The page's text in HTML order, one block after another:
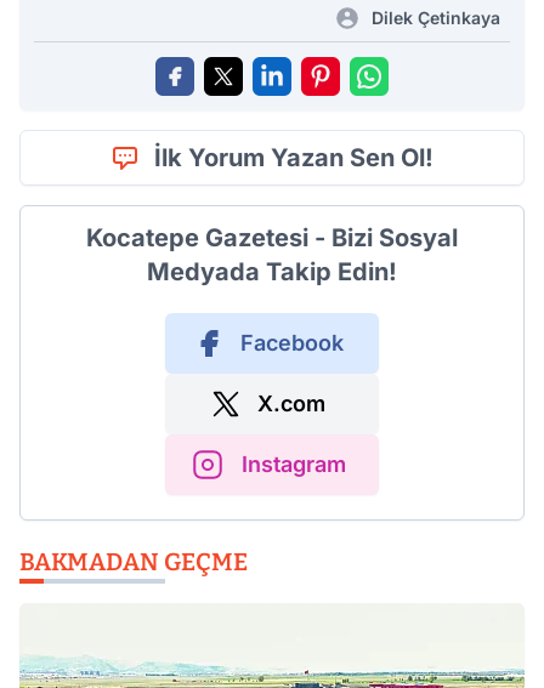
Dilek Çetinkaya
İlk Yorum Yazan Sen Ol!
Kocatepe Gazetesi - Bizi Sosyal
Medyada Takip Edin!
Facebook
X.com
Instagram
BAKMADAN GEÇME